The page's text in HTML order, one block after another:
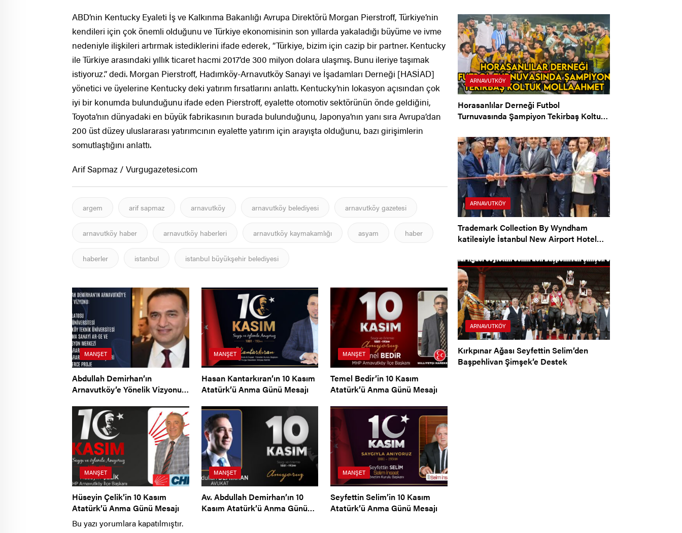
ABD’nin Kentucky Eyaleti İş ve Kalkınma Bakanlığı Avrupa Direktörü Morgan Pierstroff, Türkiye’nin
kendileri için çok önemli olduğunu ve Türkiye ekonomisinin son yıllarda yakaladığı büyüme ve ivme
nedeniyle ilişkileri artırmak istediklerini ifade ederek, “Türkiye, bizim için cazip bir partner. Kentucky
ile Türkiye arasındaki yıllık ticaret hacmi 2017’de 300 milyon dolara ulaşmış. Bunu ileriye taşımak
istiyoruz.” dedi. Morgan Pierstroff, Hadımköy-Arnavutköy Sanayi ve İşadamları Derneği [HASİAD]
yönetici ve üyelerine Kentucky deki yatırım fırsatlarını anlattı. Kentucky’nin lokasyon açısından çok
iyi bir konumda bulunduğunu ifade eden Pierstroff, eyalette otomotiv sektörünün önde geldiğini,
Toyota’nın dünyadaki en büyük fabrikasının burada bulunduğunu, Japonya’nın yanı sıra Avrupa’dan
200 üst düzey uluslararası yatırımcının eyalette yatırım için arayışta olduğunu, bazı girişimlerin
somutlaştığını anlattı.
Arif Sapmaz / Vurgugazetesi.com
argem arif sapmaz arnavutköy arnavutköy belediyesi arnavutköy gazetesi
arnavutköy haber arnavutköy haberleri arnavutköy kaymakamlığı asyam haber
haberler istanbul istanbul büyükşehir belediyesi
MANŞET
Abdullah Demirhan’ın
Arnavutköy’e Yönelik Vizyonu…
MANŞET
Hasan Kantarkıran’ın 10 Kasım
Atatürk’ü Anma Günü Mesajı
MANŞET
Temel Bedir’in 10 Kasım
Atatürk’ü Anma Günü Mesajı
MANŞET
Hüseyin Çelik’in 10 Kasım
Atatürk’ü Anma Günü Mesajı
MANŞET
Av. Abdullah Demirhan’ın 10
Kasım Atatürk’ü Anma Günü
MANŞET
Seyfettin Selim’in 10 Kasım
Atatürk’ü Anma Günü Mesajı
Bu yazı yorumlara kapatılmıştır.
ARNAVUTKÖY
Horasanlılar Derneği Futbol
Turnuvasında Şampiyon Tekirbaş Koltuk
ARNAVUTKÖY
Trademark Collection By Wyndham
katilesiyle İstanbul New Airport Hotel
ARNAVUTKÖY
Kırkpınar Ağası Seyfettin Selim’den
Başpehlivan Şimşek’e Destek